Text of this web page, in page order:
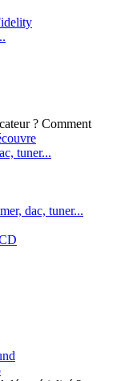
Comment
tuner...
dac, tuner...